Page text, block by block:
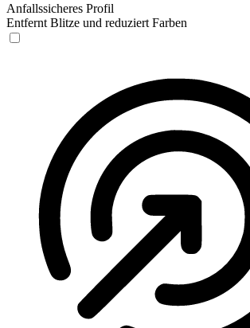
Anfallssicheres Profil
Entfernt Blitze und reduziert Farben